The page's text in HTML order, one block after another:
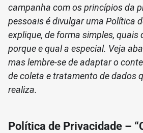
campanha com os princípios da
pessoais é divulgar uma Política
explique, de forma simples, quais
porque e qual a especial. Veja
mas lembre-se de adaptar o
de coleta e tratamento de dados
realiza.
Política de Privacidade –